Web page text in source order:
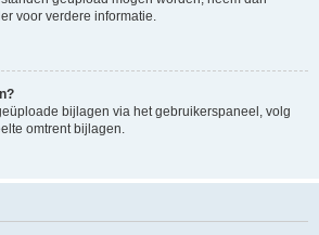
voor verdere informatie.
bijlagen via het gebruikerspaneel, volg
omtrent bijlagen.